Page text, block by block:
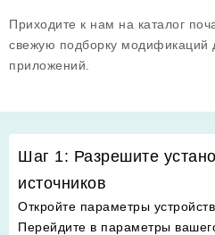
Приходите к нам на каталог
свежую подборку модификаций
приложений.
Шаг 1: Разрешите
источников
Откройте параметры
Перейдите в параметры